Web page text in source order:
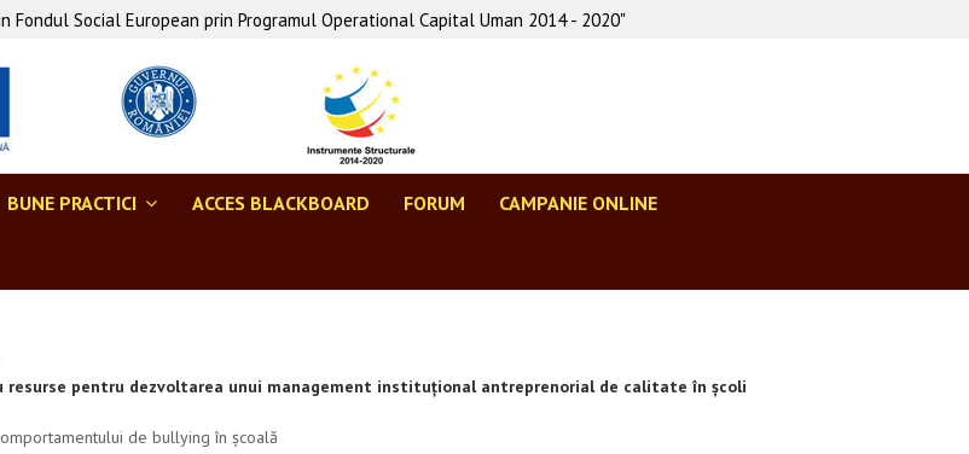
Social European prin Programul Operational Capital Uman 2014 - 2020"
BUNE PRACTICI ACCES BLACKBOARD FORUM CAMPANIE ONLINE
resurse pentru dezvoltarea unui management instituțional antreprenorial de calitate în școli
de bullying în școală